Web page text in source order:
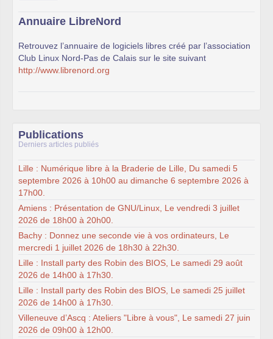
Annuaire LibreNord
Retrouvez l’annuaire de logiciels libres créé par l’association
Club Linux Nord-Pas de Calais sur le site suivant
http://www.librenord.org
Publications
Derniers articles publiés
Lille : Numérique libre à la Braderie de Lille, Du samedi 5
septembre 2026 à 10h00 au dimanche 6 septembre 2026 à
17h00.
Amiens : Présentation de GNU/Linux, Le vendredi 3 juillet
2026 de 18h00 à 20h00.
Bachy : Donnez une seconde vie à vos ordinateurs, Le
mercredi 1 juillet 2026 de 18h30 à 22h30.
Lille : Install party des Robin des BIOS, Le samedi 29 août
2026 de 14h00 à 17h30.
Lille : Install party des Robin des BIOS, Le samedi 25 juillet
2026 de 14h00 à 17h30.
Villeneuve d’Ascq : Ateliers "Libre à vous", Le samedi 27 juin
2026 de 09h00 à 12h00.